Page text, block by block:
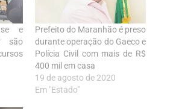
e
são
Prefeito do Maranhão é preso
durante operação do Gaeco e
Polícia Civil com mais de R$
400 mil em casa
19 de agosto de 2020
Em "Estado"